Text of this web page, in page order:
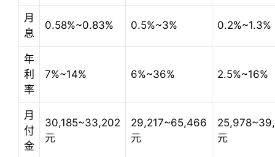
月
息
0.58%~0.83% 0.5%~3% 0.2%~1.3%
年
利
率
7%~14% 6%~36% 2.5%~16%
月
付
金
30,185~33,202
元
29,217~65,466
元
元